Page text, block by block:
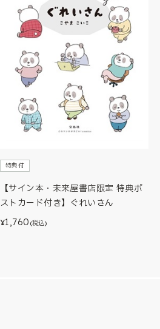
特典付
【サイン本・未来屋書店限定 特典ポ
ストカード付き】ぐれいさん
¥1,760 (税込)